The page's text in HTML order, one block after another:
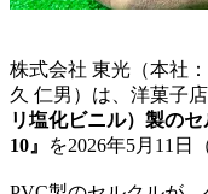
株式会社 東光（本社
久 仁男）は、洋菓子
リ塩化ビニル）製の
10』
を2026年5月11日